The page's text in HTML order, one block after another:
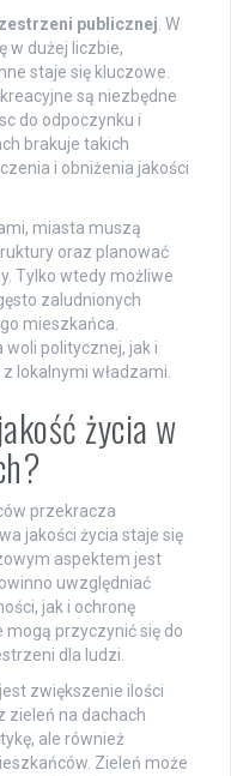
publicznej. W
w dużej liczbie,
staje się kluczowe.
są niezbędne
do odpoczynku i
brakuje takich
i obniżenia jakości
miasta muszą
oraz planować
Tylko wtedy możliwe
zaludnionych
mieszkańca.
politycznej, jak i
lokalnymi władzami.
życia w
przekracza
jakości życia staje się
aspektem jest
uwzględniać
jak i ochronę
przyczynić się do
dla ludzi.
zwiększenie ilości
zieleń na dachach
ale również
Zieleń może